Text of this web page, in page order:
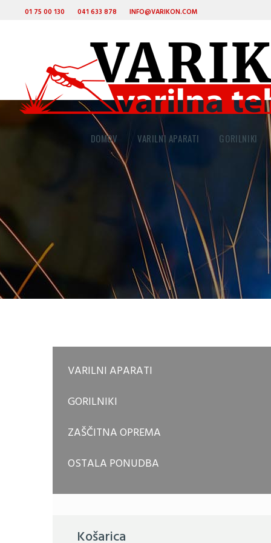
01 75 00 130 041 633 878 INFO@VARIKON.COM
DOMOV VARILNI APARATI GORILNIKI
VARILNI APARATI
GORILNIKI
ZAŠČITNA OPREMA
OSTALA PONUDBA
Košarica